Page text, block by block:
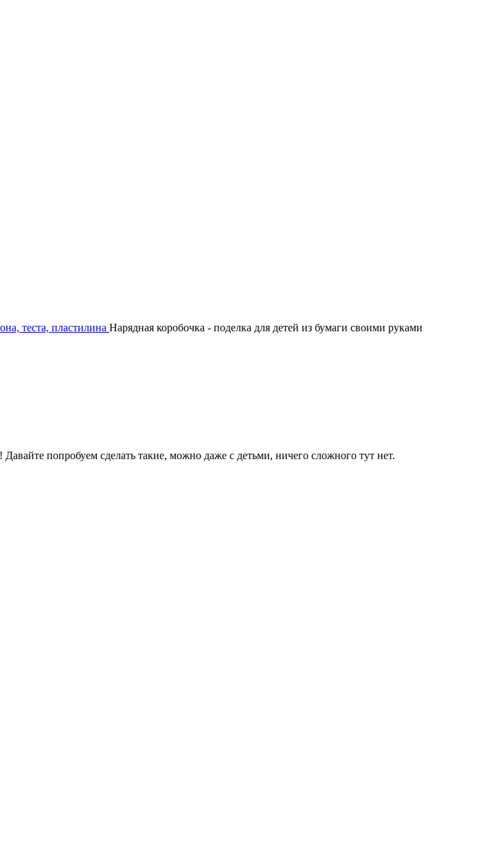
теста, пластилина Нарядная коробочка - поделка для детей из бумаги своими руками
попробуем сделать такие, можно даже с детьми, ничего сложного тут нет.